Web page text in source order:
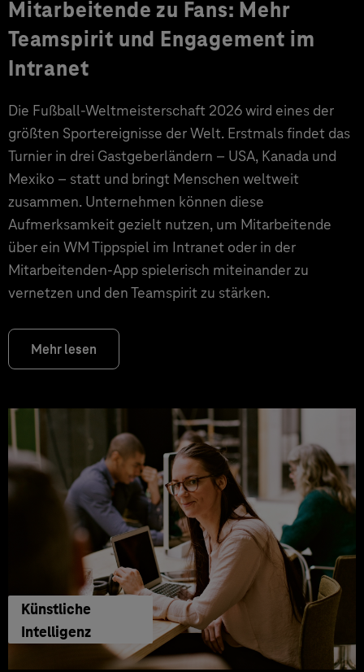
Mitarbeitende zu Fans: Mehr
Teamspirit und Engagement im
Intranet
Die Fußball-Weltmeisterschaft 2026 wird eines der
größten Sportereignisse der Welt. Erstmals findet das
Turnier in drei Gastgeberländern – USA, Kanada und
Mexiko – statt und bringt Menschen weltweit
zusammen. Unternehmen können diese
Aufmerksamkeit gezielt nutzen, um Mitarbeitende
über ein WM Tippspiel im Intranet oder in der
Mitarbeitenden-App spielerisch miteinander zu
vernetzen und den Teamspirit zu stärken.
Mehr lesen
Künstliche
Intelligenz